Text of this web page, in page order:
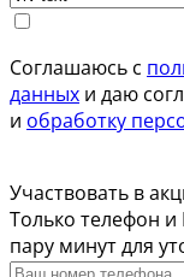
Соглашаюсь с
данных и даю
и обработку
Участвовать в
Только телефон
пару минут для